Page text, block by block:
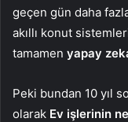
geçen gün daha
akıllı konut
tamamen yapay
Peki bundan 10 yıl
olarak Ev işlerinin